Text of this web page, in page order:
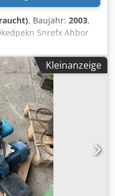
, Baujahr: 2003,
Snrefx Ahbor
Traglast ca.: 25.000 kg
ca.: 2.800 mm
ca.: 0,5/3,1 m/min
der
einen
mit: - mit Unterflasche
mit Antrieb
Kleinanzeige